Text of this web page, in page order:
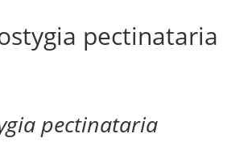
pectinataria
pectinataria